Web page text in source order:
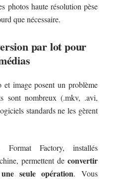
photos haute résolution pèse
que nécessaire.
par lot pour
image posent un problème
sont nombreux (.mkv, .avi,
standards ne les gèrent
Factory, installés
permettent de convertir
seule opération. Vous